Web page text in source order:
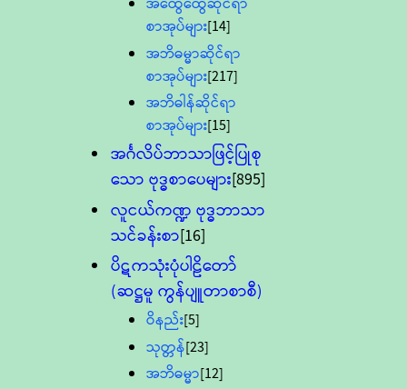
စာအုပ်များ[14]
အဘိဓမ္မာဆိုင်ရာ
စာအုပ်များ[217]
အဘိဓါန်ဆိုင်ရာ
စာအုပ်များ[15]
အင်္ဂလိပ်ဘာသာဖြင့်ပြုစု
သော ဗုဒ္ဓစာပေများ[895]
လူငယ်ကဏ္ဍ ဗုဒ္ဓဘာသာ
သင်ခန်းစာ[16]
ပိဋကသုံးပုံပါဠိတော်
(ဆဋ္ဌမူ ကွန်ပျူတာစာစီ)
ဝိနည်း[5]
သုတ္တန်[23]
အဘိဓမ္မာ[12]